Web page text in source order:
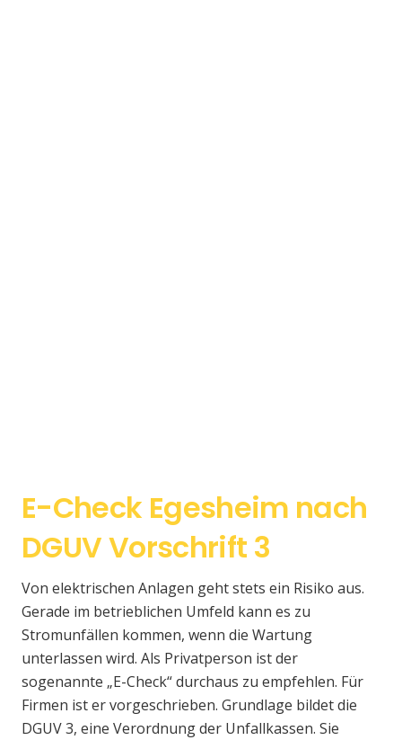
E-Check Egesheim nach
DGUV Vorschrift 3
Von elektrischen Anlagen geht stets ein Risiko aus.
Gerade im betrieblichen Umfeld kann es zu
Stromunfällen kommen, wenn die Wartung
unterlassen wird. Als Privatperson ist der
sogenannte „E-Check“ durchaus zu empfehlen. Für
Firmen ist er vorgeschrieben. Grundlage bildet die
DGUV 3, eine Verordnung der Unfallkassen. Sie